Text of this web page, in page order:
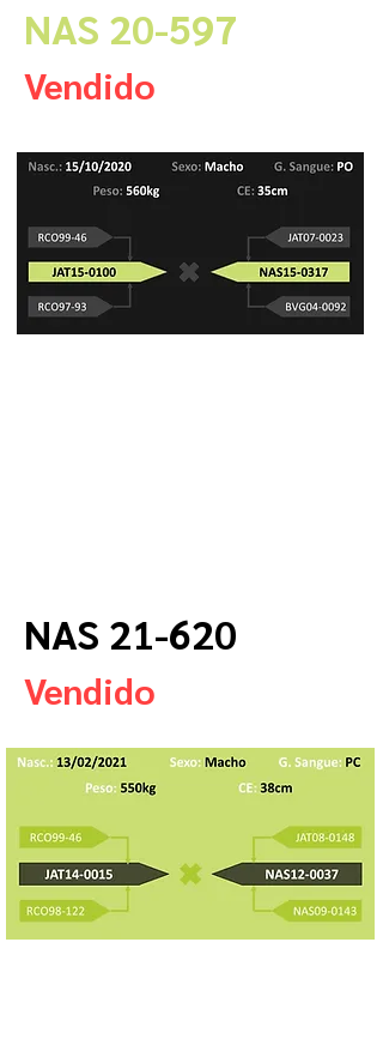
NAS 20-597
Vendido
NAS 21-620
Vendido